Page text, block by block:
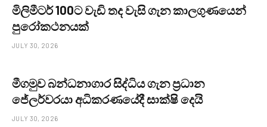
මිලිමීටර් 100ට වැඩි තද වැසි ගැන කාලගුණයෙන්
පුරෝකථනයක්
JULY 30, 2026
මීගමුව බන්ධනාගාර සිද්ධිය ගැන ප්‍රධාන
ජේලර්වරයා අධිකරණයේදී සාක්ෂි දෙයි
JULY 30, 2026